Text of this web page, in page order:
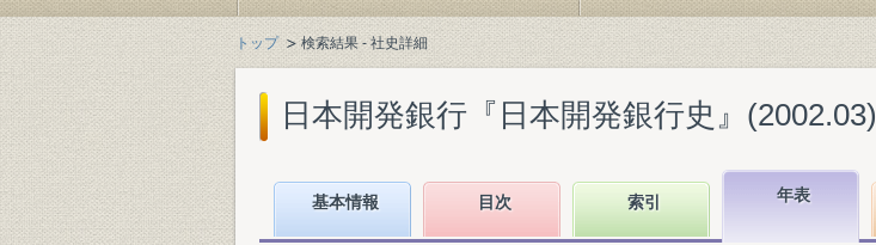
トップ 検索結果 - 社史詳細
日本開発銀行『日本開発銀行史』(2002.03)
基本情報 目次 索引 年表